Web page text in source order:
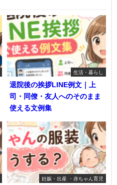
生活・暮らし
退院後の挨拶LINE例文｜上
司・同僚・友人へのそのまま
使える文例集
妊娠・出産 ・赤ちゃん育児